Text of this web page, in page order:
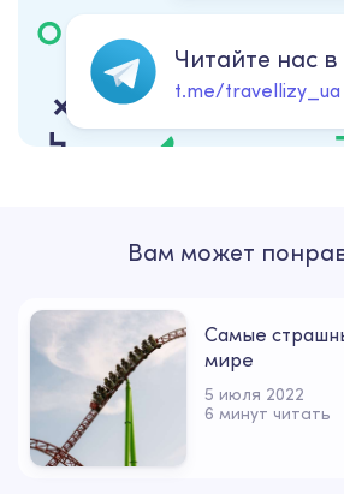
Читайте нас в
t.me/travellizy_ua
Вам может
Самые
мире
5 июля 2022
6 минут читать